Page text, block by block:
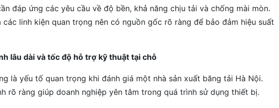
đáp ứng các yêu cầu về độ bền, khả năng chịu tải và chống mài mòn.
linh kiện quan trọng nên có nguồn gốc rõ ràng để bảo đảm hiệu suất
lâu dài và tốc độ hỗ trợ kỹ thuật tại chỗ
là yếu tố quan trọng khi đánh giá một nhà sản xuất băng tải Hà Nội.
rõ ràng giúp doanh nghiệp yên tâm trong quá trình sử dụng thiết bị.